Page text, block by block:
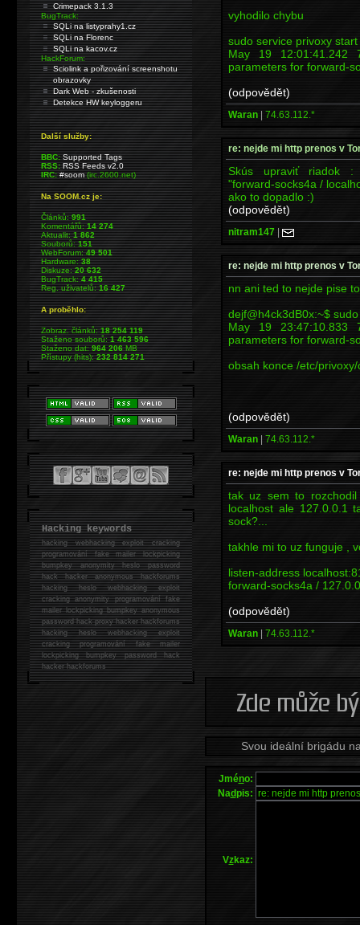
vyhodilo chybu
sudo service privoxy start
May 19 12:01:41.242
parameters for forward-
(odpovědět)
Waran | 74.63.112.*
re: nejde mi http prenos v
Skús upraviť riadok :
"forward-socks4a /
ako to dopadlo :)
(odpovědět)
nitram147 |
re: nejde mi http prenos v
nn ani ted to nejde pise to
dejf@h4ck3dB0x:~$
May 19 23:47:10.833
parameters for forward-
obsah konce /etc/
(odpovědět)
Waran | 74.63.112.*
re: nejde mi http prenos v
tak uz sem to
localhost ale 127.0.0.1
sock?...
takhle mi to uz funguje ,
listen-address
forward-socks4a /
(odpovědět)
Waran | 74.63.112.*
Svou ideální brigádu
Jméno:
Nadpis:
Vzkaz:
Crimepack 3.1.3
BugTrack:
SQLi na listyprahy1.cz
SQLi na Florenc
SQLi na kacov.cz
HackForum:
Sciolink a pořizování screenshotu
obrazovky
Dark Web - zkušenosti
Detekce HW keyloggeru
Další služby:
BBC: Supported Tags
RSS: RSS Feeds v2.0
IRC: #soom(irc.2600.net)
Na SOOM.cz je:
Článků:991
Komentářů:14 274
Aktualit:1 862
Souborů:151
WebForum:49 501
Hardware:38
Diskuze:20 632
BugTrack:4 415
Reg. uživatelů:16 427
A proběhlo:
Zobraz. článků:18 254 119
Staženo souborů:1 463 596
Staženo dat:964 206MB
Přístupy (hits):232 814 271
Hacking keywords
hackingwebhacking exploit cracking
programování fake mailer lockpicking
bumpkey anonymity heslo password
hackhacker anonymous hackforums
hackingheslo webhacking exploit
cracking anonymity programování fake
mailer lockpicking bumpkey anonymous
password hack proxy hacker hackforums
hacking heslo webhacking exploit
cracking programování fake mailer
lockpicking bumpkey password hack
hackerhackforums